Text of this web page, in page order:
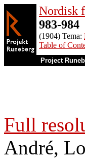
Nordisk
983-984
(1904) Tema:
Table of
Project
Full
André,